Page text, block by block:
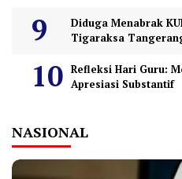
Diduga Menabrak
Tigaraksa
Refleksi Hari Guru:
Apresiasi Substantif
NASIONAL